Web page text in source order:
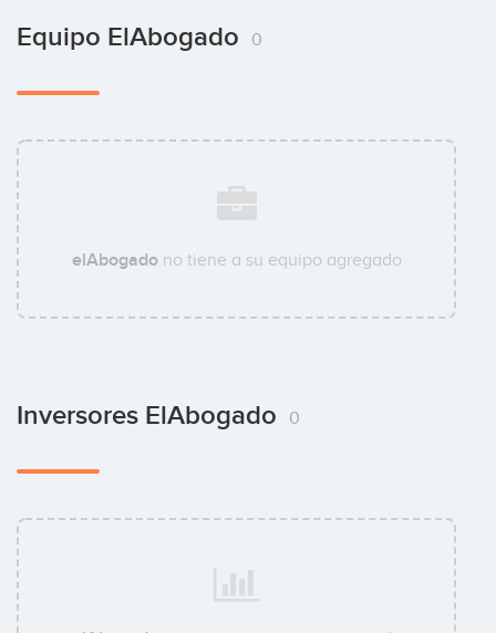
Equipo ElAbogado 0
elAbogadono tiene a su equipo agregado
Inversores ElAbogado 0